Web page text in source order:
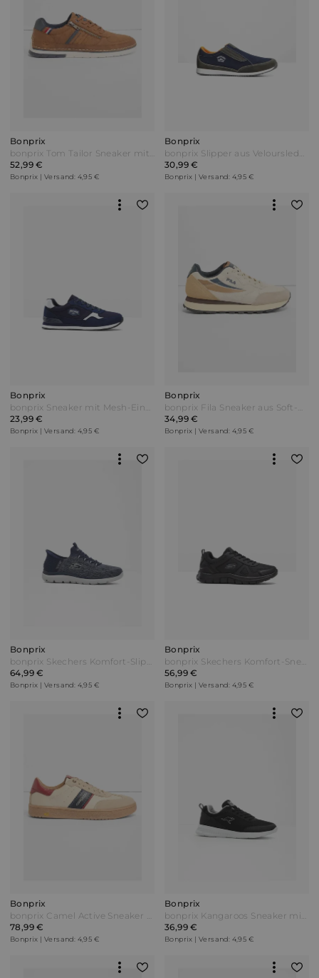
Bonprix
bonprix Tom Tailor Sneaker mit Reißverschluss Braun
52,99 €
Bonprix | Versand: 4,95 €
Bonprix
bonprix Slipper aus Veloursleder Blau
30,99 €
Bonprix | Versand: 4,95 €
Bonprix
bonprix Sneaker mit Mesh-Einsatz Blau
23,99 €
Bonprix | Versand: 4,95 €
Bonprix
bonprix Fila Sneaker aus Soft-Material Beige
34,99 €
Bonprix | Versand: 4,95 €
Bonprix
bonprix Skechers Komfort-Slip-In-Sneaker mit Memory Foam Blau
64,99 €
Bonprix | Versand: 4,95 €
Bonprix
bonprix Skechers Komfort-Sneaker mit Memory Foam Schwarz
56,99 €
Bonprix | Versand: 4,95 €
Bonprix
bonprix Camel Active Sneaker aus Leder Beige
78,99 €
Bonprix | Versand: 4,95 €
Bonprix
bonprix Kangaroos Sneaker mit leichter Sohle Schwarz
36,99 €
Bonprix | Versand: 4,95 €